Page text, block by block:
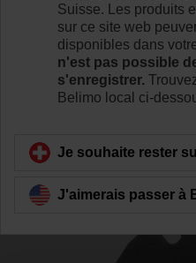
Retour a la catégorie de
Suisse. Les produits
sur ce site web
disponibles dans
n'est pas possible
s'enregistrer.
Belimo local ci-
Je souhaite rester
J'aimerais passer à